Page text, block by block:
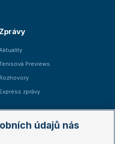
Zprávy
Previews
Rozhovory
Express zprávy
údajů nás